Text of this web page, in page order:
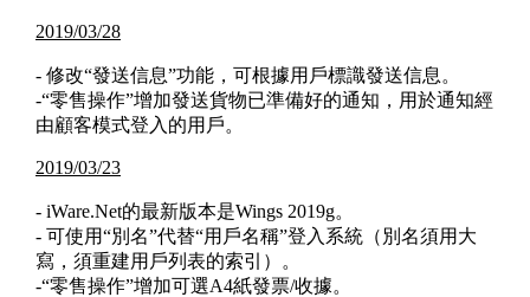
2019/03/28
- 修改“發送信息”功能，可根據用戶標識發送信息。
-“零售操作”增加發送貨物已準備好的通知，用於通知經
由顧客模式登入的用戶。
2019/03/23
- iWare.Net的最新版本是Wings 2019g。
- 可使用“別名”代替“用戶名稱”登入系統（別名須用大
寫，須重建用戶列表的索引）。
-“零售操作”增加可選A4紙發票/收據。